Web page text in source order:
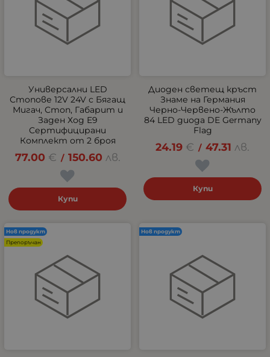
Универсални LED
Стопове 12V 24V с Бягащ
Мигач, Стоп, Габарит и
Заден Ход E9
Сертифицирани
Комплект от 2 броя
77.00 € / 150.60 лв.
Купи
Диоден светещ кръст
Знаме на Германия
Черно-Червено-Жълто
84 LED диода DE Germany
Flag
24.19 € / 47.31 лв.
Купи
Нов продукт
Препоръчан
Нов продукт